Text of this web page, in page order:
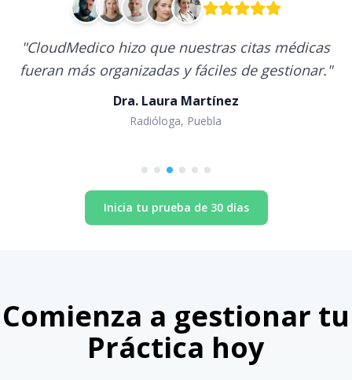
"CloudMedico hizo que nuestras citas médicas
fueran más organizadas y fáciles de gestionar."
Dra. Laura Martínez
Radióloga, Puebla
Inicia tu prueba de 30 días
Comienza a gestionar tu
Práctica hoy